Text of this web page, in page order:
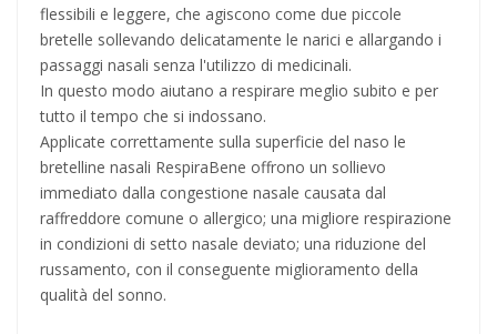
flessibili e leggere, che agiscono come due piccole
bretelle sollevando delicatamente le narici e allargando i
passaggi nasali senza l'utilizzo di medicinali.
In questo modo aiutano a respirare meglio subito e per
tutto il tempo che si indossano.
Applicate correttamente sulla superficie del naso le
bretelline nasali RespiraBene offrono un sollievo
immediato dalla congestione nasale causata dal
raffreddore comune o allergico; una migliore respirazione
in condizioni di setto nasale deviato; una riduzione del
russamento, con il conseguente miglioramento della
qualità del sonno.